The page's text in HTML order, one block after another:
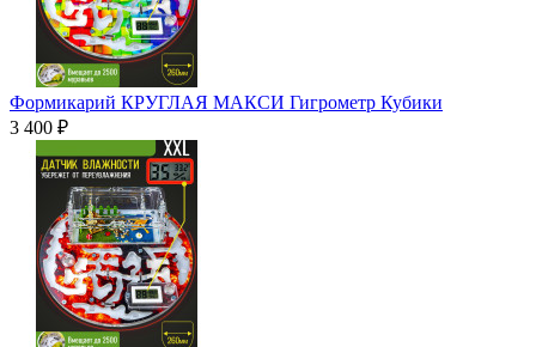
Формикарий КРУГЛАЯ МАКСИ Гигрометр Кубики
3 400 ₽